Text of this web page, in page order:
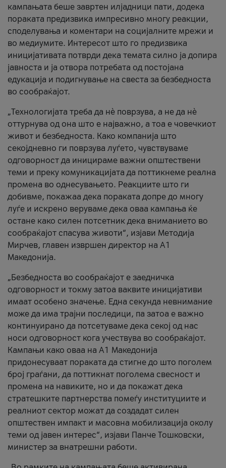
кампањата беше завртен илјадници пати, додека
пораката предизвика импресивно многу реакции,
споделувања и коментари на социјалните мрежи и
во медиумите. Интересот што го предизвика
иницијативата потврди дека темата силно ја допира
јавноста и ја отвора потребата од постојана
едукација и подигнување на свеста за безбедноста
во сообраќајот.
„Технологијата треба да нè поврзува, а не да нè
оттурнува од она што е најважно, а тоа е човечкиот
живот и безбедноста. Како компанија што
секојдневно ги поврзува луѓето, чувствуваме
одговорност да иницираме важни општествени
теми и преку комуникацијата да поттикнеме реална
промена во однесувањето. Реакциите што ги
добивме, покажаа дека пораката допре до многу
луѓе и искрено веруваме дека оваа кампања ќе
остане како силен потсетник дека вниманието во
сообраќајот спасува животи“, изјави Методија
Мирчев, главен извршен директор на А1
Македонија.
„Безбедноста во сообраќајот е заедничка
одговорност и токму затоа ваквите иницијативи
имаат особено значење. Една секунда невнимание
може да има трајни последици, па затоа е важно
континуирано да потсетуваме дека секој од нас
носи одговорност кога учествува во сообраќајот.
Кампањи како оваа на A1 Македонија
придонесуваат пораката да стигне до што поголем
број граѓани, да поттикнат поголема свесност и
промена на навиките, но и да покажат дека
стратешките партнерства помеѓу институциите и
реалниот сектор можат да создадат силен
општествен импакт и масовна мобилизација околу
теми од јавен интерес“, изјави Панче Тошковски,
министер за внатрешни работи.